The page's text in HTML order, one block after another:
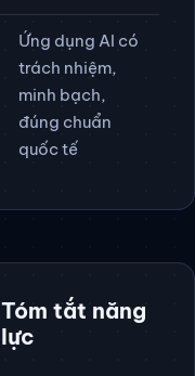
Ứng dụng AI có
trách nhiệm,
minh bạch,
đúng chuẩn
quốc tế
Tóm tắt năng
lực